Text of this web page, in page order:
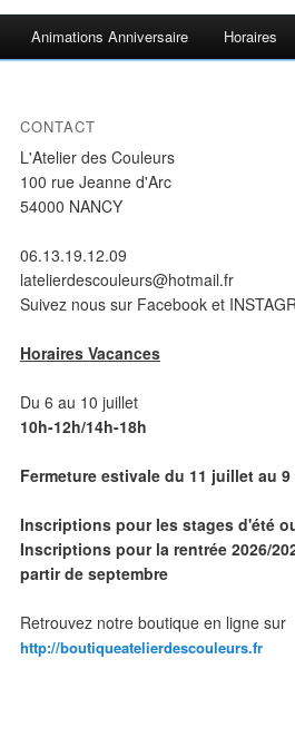
Animations Anniversaire Horaires
CONTACT
L'Atelier des Couleurs
100 rue Jeanne d'Arc
54000 NANCY
06.13.19.12.09
latelierdescouleurs@hotmail.fr
Suivez nous sur Facebook et
Horaires Vacances
Du 6 au 10 juillet
10h-12h/14h-18h
Fermeture estivale du 11 juillet au
Inscriptions pour les stages d'été
Inscriptions pour la rentrée 2026/
partir de septembre
Retrouvez notre boutique en ligne sur
http://boutiqueatelierdescouleurs.fr